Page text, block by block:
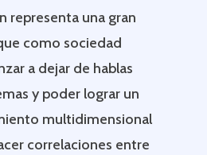
representa una gran
como sociedad
a dejar de hablas
y poder lograr un
multidimensional
correlaciones entre